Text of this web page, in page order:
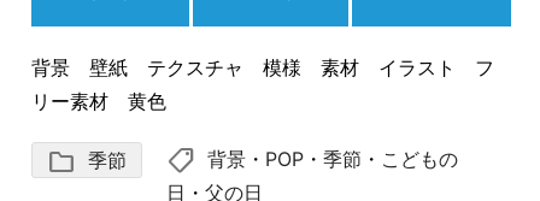
背景 壁紙 テクスチャ 模様 素材 イラスト フ
リー素材 黄色
folder 季節 shoppingmode 背景 ・ POP ・季節 ・ こどもの
日 ・父の日